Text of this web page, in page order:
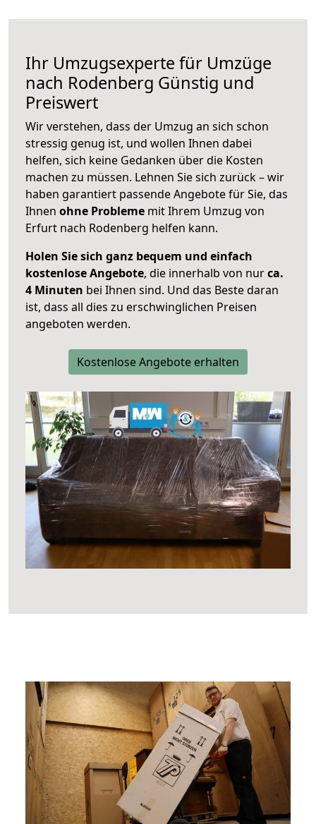
Ihr Umzugsexperte für Umzüge
nach Rodenberg Günstig und
Preiswert
Wir verstehen, dass der Umzug an sich schon
stressig genug ist, und wollen Ihnen dabei
helfen, sich keine Gedanken über die Kosten
machen zu müssen. Lehnen Sie sich zurück – wir
haben garantiert passende Angebote für Sie, das
Ihnen ohne Probleme mit Ihrem Umzug von
Erfurt nach Rodenberg helfen kann.
Holen Sie sich ganz bequem und einfach
kostenlose Angebote, die innerhalb von nurca.
4 Minuten bei Ihnen sind. Und das Beste daran
ist, dass all dies zu erschwinglichen Preisen
angeboten werden.
Kostenlose Angebote erhalten